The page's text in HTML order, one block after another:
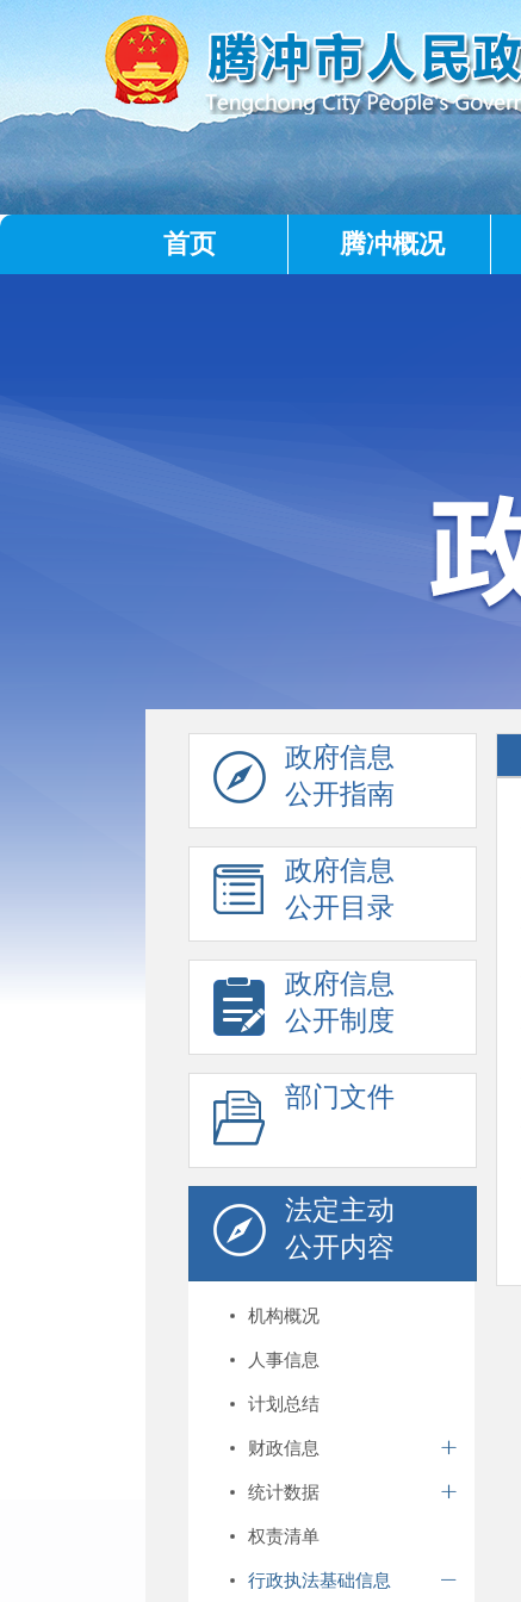
首页 腾冲概况
政府信息
公开指南
政府信息
公开目录
政府信息
公开制度
部门文件
法定主动
公开内容
机构概况
人事信息
计划总结
财政信息
统计数据
权责清单
行政执法基础信息